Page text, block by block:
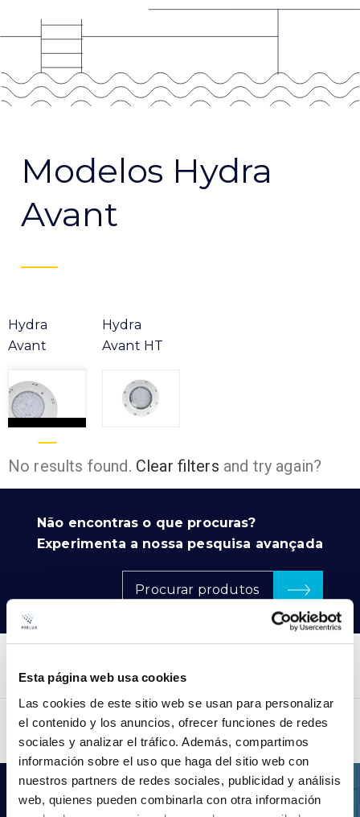
Esta página web usa cookies
Las cookies de este sitio web se usan para personalizar
el contenido y los anuncios, ofrecer funciones de redes
sociales y analizar el tráfico. Además, compartimos
información sobre el uso que haga del sitio web con
nuestros partners de redes sociales, publicidad y análisis
web, quienes pueden combinarla con otra información
Modelos Hydra
Avant
Hydra
Avant
Hydra
Avant HT
No results found. Clear filters and try again?
Não encontras o que procuras?
Experimenta a nossa pesquisa avançada
Procurar produtos
.LDT